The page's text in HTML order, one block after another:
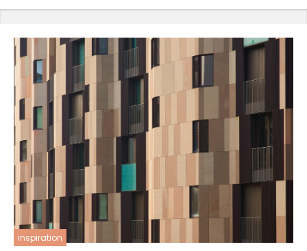
inspiration